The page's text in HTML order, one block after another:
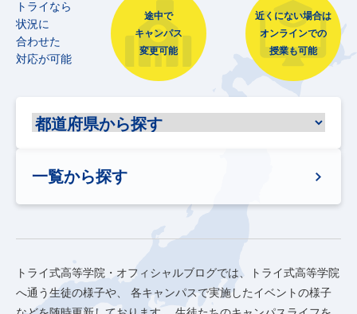
トライなら
状況に
合わせた
対応が可能
途中で
キャンパス
変更可能
近くにない場合は
オンラインでの
授業も可能
一覧から探す
トライ式高等学院・オフィシャルブログでは、トライ式高等学院
へ通う生徒の様子や、
各キャンパスで実施したイベントの様子